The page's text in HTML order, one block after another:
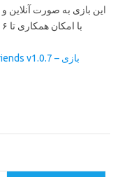
این بازی به صورت آنلاین و